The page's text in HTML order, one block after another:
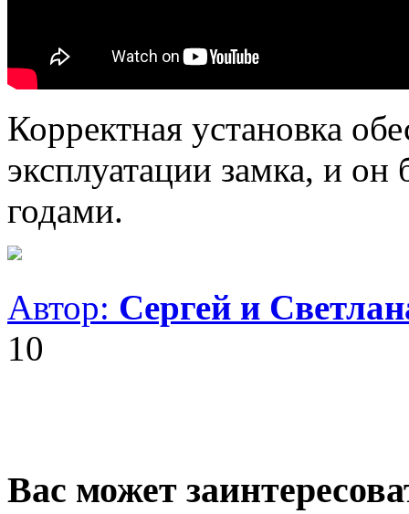
Корректная установка
эксплуатации замка, и
годами.
Автор: Сергей и
10
Вас может